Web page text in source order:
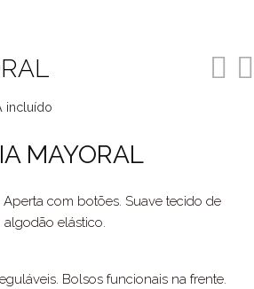
incluído
MAYORAL
com botões. Suave tecido de
algodão elástico.
Bolsos funcionais na frente.